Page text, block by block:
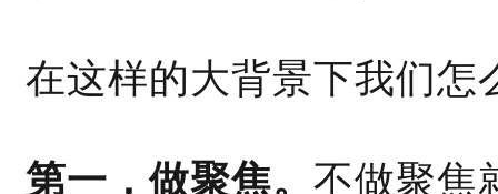
在这样的大背景下我们怎
第一，做聚焦。 不做聚焦